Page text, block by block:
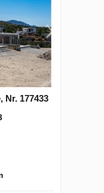
Nr. 177433